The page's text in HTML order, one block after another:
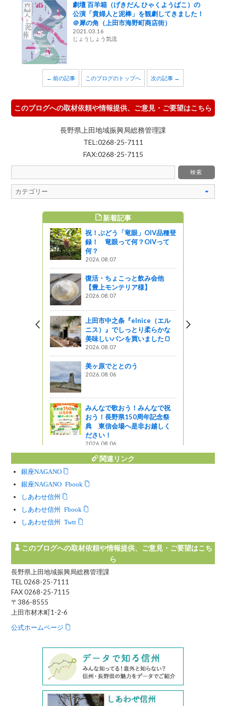
劇壇 百羊箱（げきだん ひゃくようばこ）の
公演「貴婦人と泥棒」を観劇してきました！
＠犀の角（上田市海野町商店街）
2021.03.16
じょうしょう気流
← 前の記事 このブログのトップへ 次の記事 →
このブログへの取材依頼や情報提供、ご意見・ご要望はこちら
長野県上田地域振興局総務管理課
TEL:0268-25-7111
FAX:0268-25-7115
新着記事
祝！ぶどう「竜眼」OIV品種登
録！ 竜眼って何？OIVって
何？
2026.08.07
復活・ちょこっと飲み会他
【豊上モンテリア様】
2026.08.07
上田市中之条『elnice（エル
ニス）』でしっとり柔らかな
美味しいパンを買いました🍞
2026.08.07
美ヶ原でととのう
2026.08.06
みんなで歌おう！みんなで祝
おう！長野県150周年記念祭
典 東信会場へ是非お越しく
ださい！
2026.08.06
関連リンク
銀座NAGANO
銀座NAGANO Facebook
しあわせ信州
しあわせ信州 Facebook
しあわせ信州 Twitter
このブログへの取材依頼や情報提供、ご意見・ご要望はこち
ら
長野県上田地域振興局総務管理課
TEL 0268-25-7111
FAX 0268-25-7115
〒386-8555
上田市材木町1-2-6
公式ホームページ